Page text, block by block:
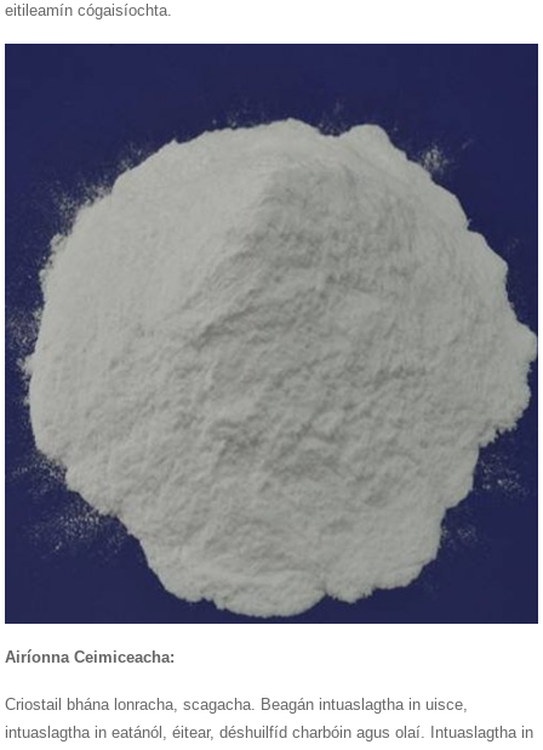
eitileamín cógaisíochta.
Airíonna Ceimiceacha:
Criostail bhána lonracha, scagacha. Beagán intuaslagtha in uisce,
intuaslagtha in eatánól, éitear, déshuilfíd charbóin agus olaí. Intuaslagtha in